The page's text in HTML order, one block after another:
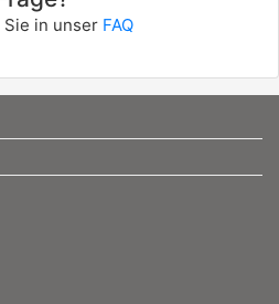
Sie in unser FAQ